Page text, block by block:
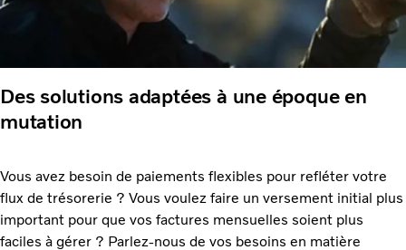
Des solutions adaptées à une époque en
mutation ​
Vous avez besoin de paiements flexibles pour refléter votre
flux de trésorerie ? Vous voulez faire un versement initial plus
important pour que vos factures mensuelles soient plus
faciles à gérer ? Parlez-nous de vos besoins en matière